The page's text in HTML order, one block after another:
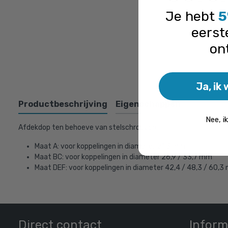
Productbeschrijving Eigenschappen
Afdekdop ten behoeve van stelschroeven.
Maat A: voor koppelingen in diameter 21,3 mm
Maat BC: voor koppelingen in diameter 26,9 / 33,7 mm
Maat DEF: voor koppelingen in diameter 42,4 / 48,3 / 60,3
Direct contact
Je hebt
Ja, ik
Nee,